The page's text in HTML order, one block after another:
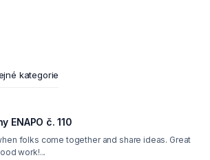
kategorie
ENAPO č. 110
come together and share ideas. Great
work!...